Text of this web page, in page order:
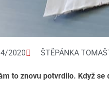
2020 ŠTĚPÁNKA
to znovu potvrdilo. Když